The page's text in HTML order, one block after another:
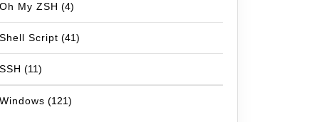
Oh My ZSH (4)
Shell Script (41)
SSH (11)
Windows (121)